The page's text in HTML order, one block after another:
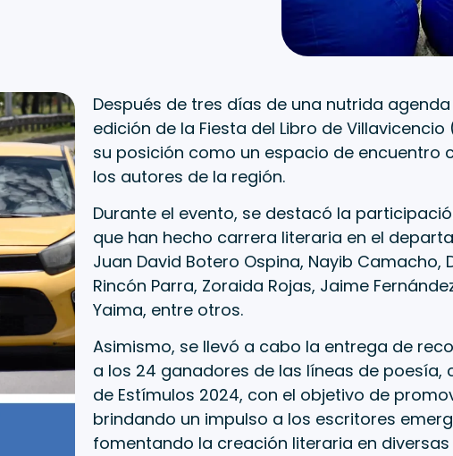
Después de tres días de una nutrida
edición de la Fiesta del Libro de
su posición como un espacio de encuentro
los autores de la región.
Durante el evento, se destacó la
que han hecho carrera literaria en el
Juan David Botero Ospina, Nayib Camacho,
Rincón Parra, Zoraida Rojas, Jaime
Yaima, entre otros.
Asimismo, se llevó a cabo la entrega de
a los 24 ganadores de las líneas de poesía,
de Estímulos 2024, con el objetivo de
brindando un impulso a los escritores
fomentando la creación literaria en diversas